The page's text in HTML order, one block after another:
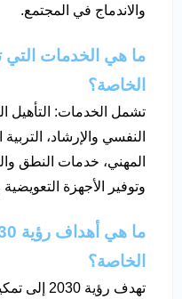
والاندماج في المجتمع.
ما هي الخدمات التي
الخاصة؟
تشمل الخدمات: التأهيل
النفسي والإرشاد،
المهني، خدمات النطق
وتوفير الأجهزة
الخاصة؟
تهدف رؤية